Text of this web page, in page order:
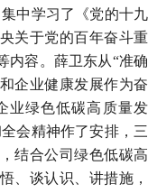
中学习了《党的十九
关于党的百年奋斗重
内容。薛卫东从“准确
企业健康发展作为奋
业绿色低碳高质量发
会精神作了安排，三
结合公司绿色低碳高
、谈认识、讲措施，